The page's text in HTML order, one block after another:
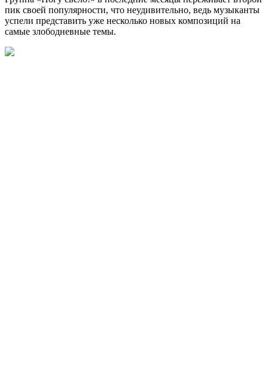
пик своей популярности, что неудивительно, ведь музыканты
успели представить уже несколько новых композиций на
самые злободневные темы.